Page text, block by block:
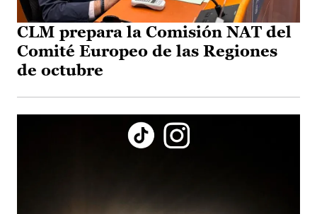
CLM prepara la Comisión NAT del
Comité Europeo de las Regiones
de octubre